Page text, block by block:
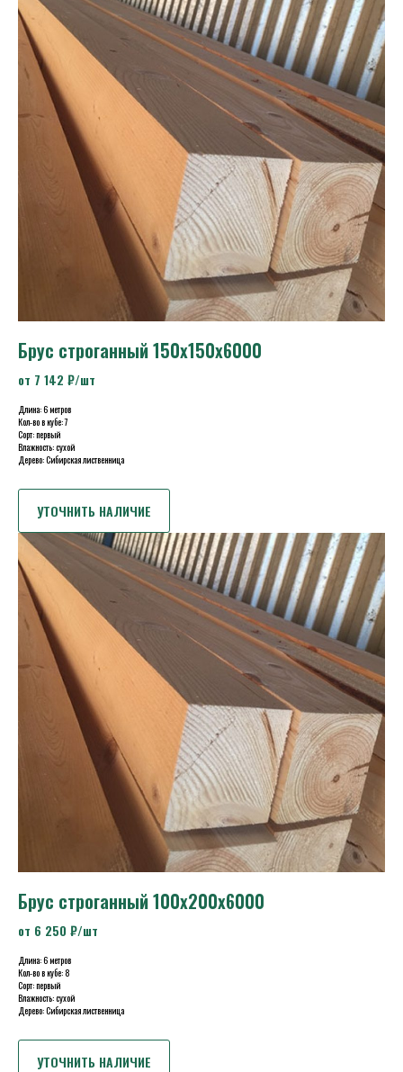
Брус строганный 150х150х6000
от 7 142 ₽/шт
Длина: 6 метров
Кол-во в кубе: 7
Сорт: первый
Влажность: сухой
Дерево: Сибирская лиственница
УТОЧНИТЬ НАЛИЧИЕ
Брус строганный 100х200х6000
от 6 250 ₽/шт
Длина: 6 метров
Кол-во в кубе: 8
Сорт: первый
Влажность: сухой
Дерево: Сибирская лиственница
УТОЧНИТЬ НАЛИЧИЕ